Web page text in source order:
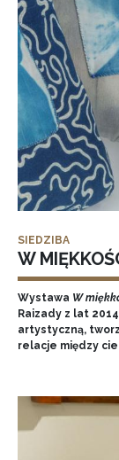
SIEDZIBA
W
Wystawa W
Raizady z lat
artystyczną,
relacje między